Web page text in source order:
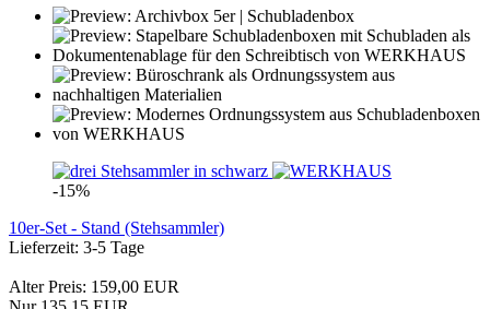
-15%
10er-Set - Stand (Stehsammler)
Lieferzeit: 3-5 Tage
Alter Preis: 159,00 EUR